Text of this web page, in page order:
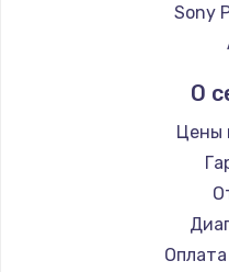
Замена
Замена
Sony
О
Цены